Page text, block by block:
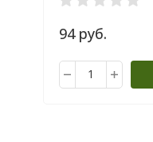
94 руб.